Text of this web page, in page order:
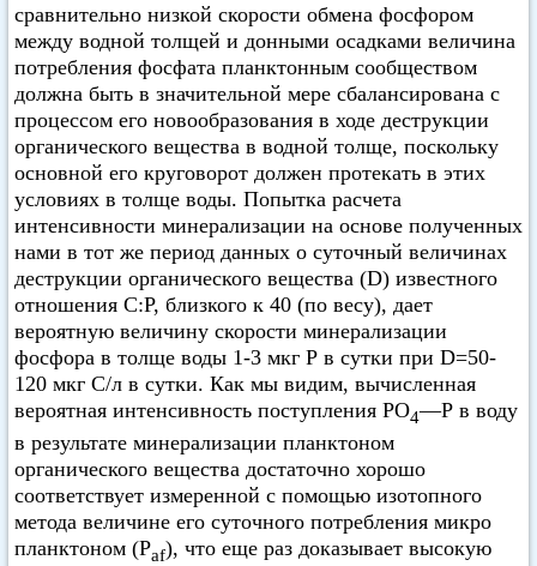
сравнительно низкой скорости обмена фосфором
между водной толщей и донными осадками величина
потребления фосфата планктонным сообществом
должна быть в значительной мере сбалансирована с
процессом его новообразования в ходе деструкции
органического вещества в водной толще, поскольку
основной его круговорот должен протекать в этих
условиях в толще воды. Попытка расчета
интенсивности минерализации на основе полученных
нами в тот же период данных о суточный величинах
деструкции органического вещества (D) известного
отношения С:Р, близкого к 40 (по весу), дает
вероятную величину скорости минерализации
фосфора в толще воды 1-3 мкг Р в сутки при D=50-
120 мкг С/л в сутки. Как мы видим, вычисленная
вероятная интенсивность поступления РО4—Р в воду
в результате минерализации планктоном
органического вещества достаточно хорошо
соответствует измеренной с помощью изотопного
метода величине его суточного потребления микро
планктоном (Paf), что еще раз доказывает высокую